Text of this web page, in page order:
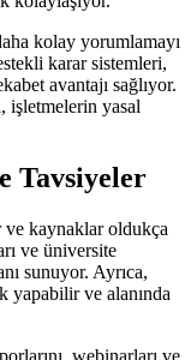
kolay yorumlamayı
karar sistemleri,
avantajı sağlıyor.
yasal
Tavsiyeler
kaynaklar oldukça
ve üniversite
sunuyor. Ayrıca,
yapabilir ve alanında